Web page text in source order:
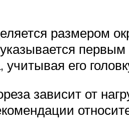
размером
указывается
его
зависит от